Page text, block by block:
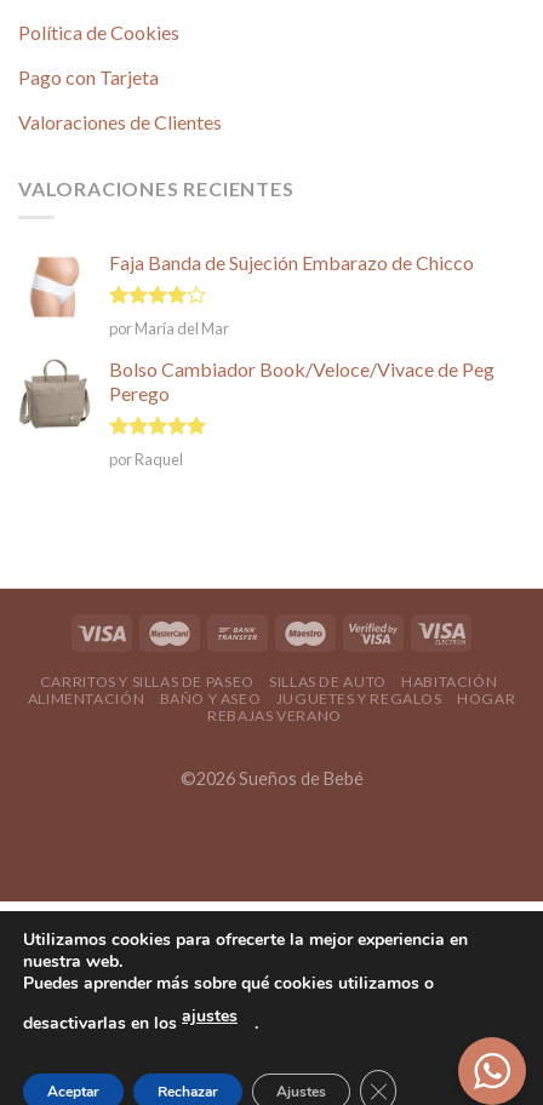
Política de Cookies
Pago con Tarjeta
Valoraciones de Clientes
VALORACIONES RECIENTES
Faja Banda de Sujeción Embarazo de Chicco
Valorado
en
5
por María del Mar
Bolso Cambiador Book/Veloce/Vivace de Peg
Perego
Valorado en
5
de 5
por Raquel
CARRITOS Y SILLAS DE PASEO SILLAS DE AUTO
HABITACIÓN
ALIMENTACIÓN
BAÑO Y ASEO JUGUETES Y REGALOS
HOGAR
REBAJAS VERANO
©2026 Sueños de Bebé
Utilizamos cookies para ofrecerte la mejor experiencia en
nuestra web.
Puedes aprender más sobre qué cookies utilizamos o
desactivarlas en los ajustes .
Aceptar Rechazar Ajustes Cerrar el banner de